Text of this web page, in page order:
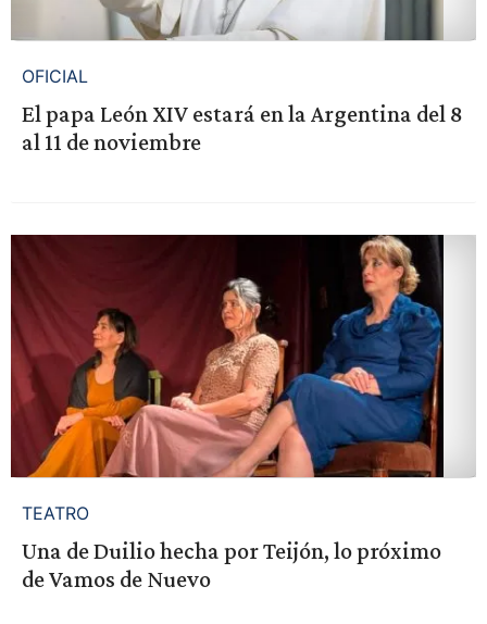
OFICIAL
El papa León XIV estará en la Argentina del 8
al 11 de noviembre
TEATRO
Una de Duilio hecha por Teijón, lo próximo
de Vamos de Nuevo